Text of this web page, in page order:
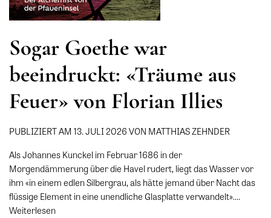
Sogar Goethe war
beeindruckt: «Träume aus
Feuer» von Florian Illies
PUBLIZIERT AM 13. JULI 2026 VON MATTHIAS ZEHNDER
Als Johannes Kunckel im Februar 1686 in der
Morgendämmerung über die Havel rudert, liegt das Wasser vor
ihm «in einem edlen Silbergrau, als hätte jemand über Nacht das
flüssige Element in eine unendliche Glasplatte verwandelt».…
Weiterlesen